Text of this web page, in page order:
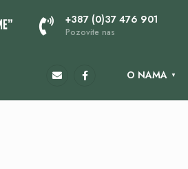
+387 (0)37 476 901
Pozovite nas
O NAMA